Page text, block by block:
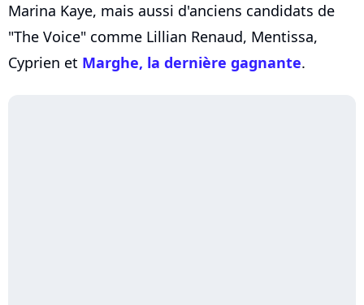
Marina Kaye, mais aussi d'anciens candidats de
"The Voice" comme Lillian Renaud, Mentissa,
Cyprien et Marghe, la dernière gagnante.